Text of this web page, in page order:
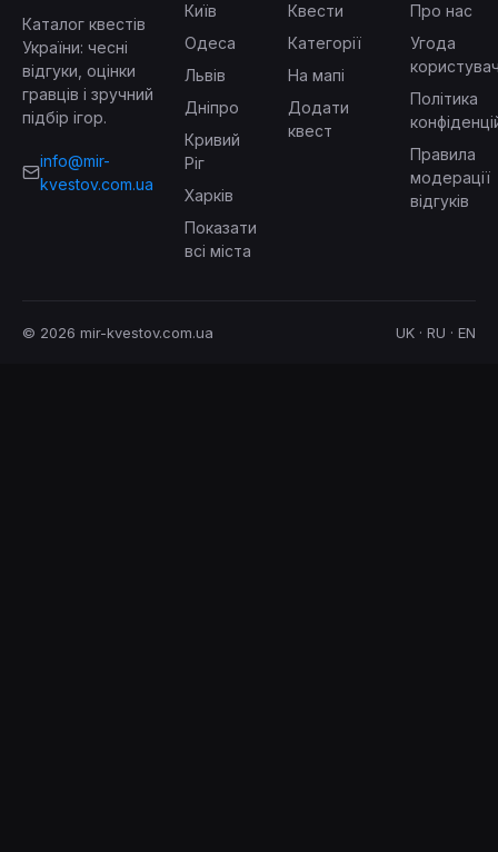
Каталог квестів
України: чесні
відгуки, оцінки
гравців і зручний
підбір ігор.
info@mir-
kvestov.com.ua
Київ
Одеса
Львів
Дніпро
Кривий
Ріг
Харків
Показати
всі міста
Квести
Категорії
На мапі
Додати
квест
Про нас
Угода
Політика
Правила
модерації
відгуків
© 2026 mir-kvestov.com.ua UK · RU · EN